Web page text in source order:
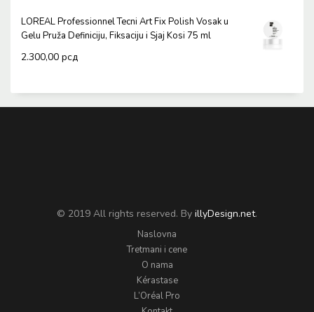
LOREAL Professionnel Tecni Art Fix Polish Vosak u
Gelu Pruža Definiciju, Fiksaciju i Sjaj Kosi 75 ml
2.300,00 рсд
© 2019 All rights reserved. By illyDesign.net.
Naslovna
Tretmani i cene
O nama
Kérastase
L’Oréal Pro